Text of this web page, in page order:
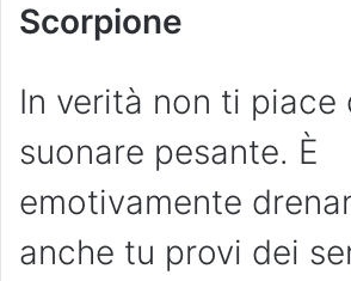
Scorpione
In verità non ti piace
suonare pesante. È
emotivamente
anche tu provi dei